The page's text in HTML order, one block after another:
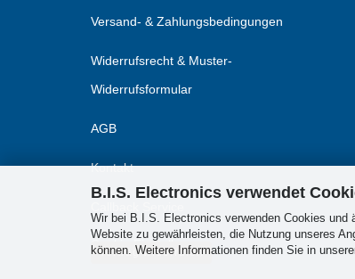
B.I.S. Electronics verwendet
Wir bei B.I.S. Electronics verwenden Cookies und
Website zu gewährleisten, die Nutzung unseres
können. Weitere Informationen finden Sie in
Versand- & Zahlungsbedingungen
Widerrufsrecht & Muster-
Widerrufsformular
AGB
Kontakt
Cookie Einstellungen
Vertrag widerrufen